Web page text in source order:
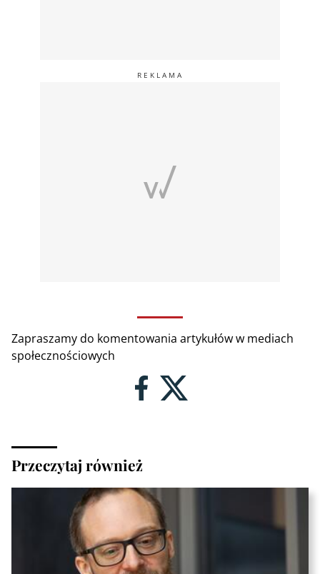
Zapraszamy do komentowania artykułów w mediach
społecznościowych
Przeczytaj również